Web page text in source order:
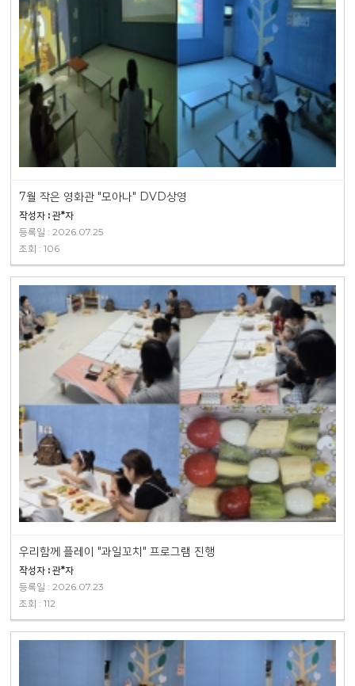
7월 작은 영화관 "모아나" DVD상영
작성자 : 관*자
등록일 : 2026.07.25
조회 : 106
우리함께 플레이 "과일꼬치" 프로그램 진행
작성자 : 관*자
등록일 : 2026.07.23
조회 : 112